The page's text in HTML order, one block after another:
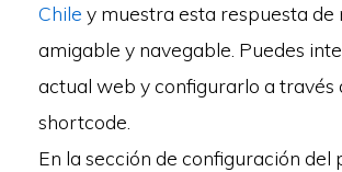
Chile y muestra esta respuesta de
amigable y navegable. Puedes
actual web y configurarlo a través
shortcode.
En la sección de configuración del